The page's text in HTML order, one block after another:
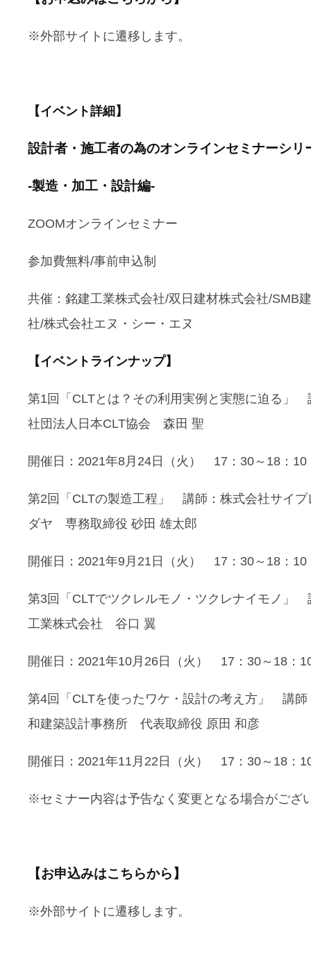
※外部サイトに遷移します。
【イベント詳細】
設計者・施工者の為のオンラインセミナーシ
‐製造・加工・設計編‐
ZOOMオンラインセミナー
参加費無料/事前申込制
共催：銘建工業株式会社/双日建材株式会社/SMB
社/株式会社エヌ・シー・エヌ
【イベントラインナップ】
第1回「CLTとは？その利用実例と実態に迫る」
社団法人日本CLT協会 森田 聖
開催日：2021年8月24日（火） 17：30～18：10
第2回「CLTの製造工程」 講師：株式会社サイプ
ダヤ 専務取締役 砂田 雄太郎
開催日：2021年9月21日（火） 17：30～18：10
第3回「CLTでツクレルモノ・ツクレナイモノ」
工業株式会社 谷口 翼
開催日：2021年10月26日（火） 17：30～18：
第4回「CLTを使ったワケ・設計の考え方」 講師
和建築設計事務所 代表取締役 原田 和彦
開催日：2021年11月22日（火） 17：30～18：
※セミナー内容は予告なく変更となる場合がござ
【お申込みはこちらから】
※外部サイトに遷移します。